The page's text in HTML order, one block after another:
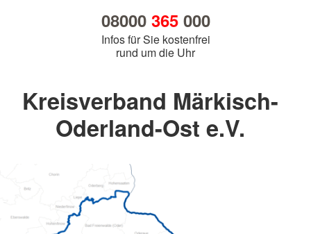
08000 365000
Infos für Sie kostenfrei
rund um die Uhr
Kreisverband Märkisch-
Oderland-Ost e.V.